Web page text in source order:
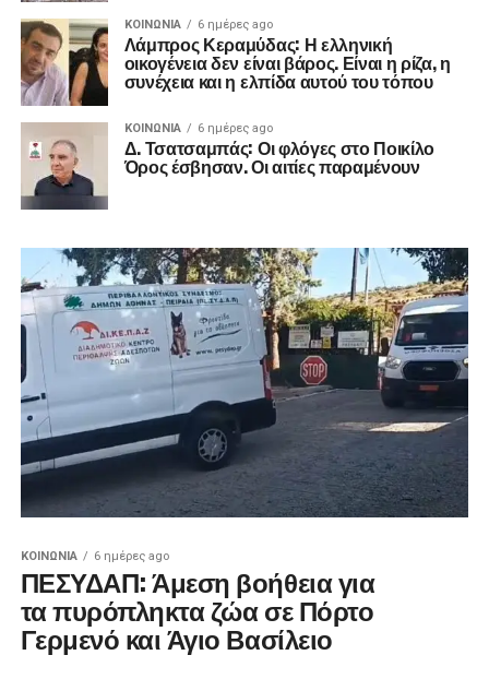
ΚΟΙΝΩΝΊΑ 6 ημέρες ago
Λάμπρος Κεραμύδας: Η ελληνική
οικογένεια δεν είναι βάρος. Είναι η ρίζα, η
συνέχεια και η ελπίδα αυτού του τόπου
ΚΟΙΝΩΝΊΑ 6 ημέρες ago
Δ. Τσατσαμπάς: Οι φλόγες στο Ποικίλο
Όρος έσβησαν. Οι αιτίες παραμένουν
ΚΟΙΝΩΝΊΑ 6 ημέρες ago
ΠΕΣΥΔΑΠ: Άμεση βοήθεια για
τα πυρόπληκτα ζώα σε Πόρτο
Γερμενό και Άγιο Βασίλειο